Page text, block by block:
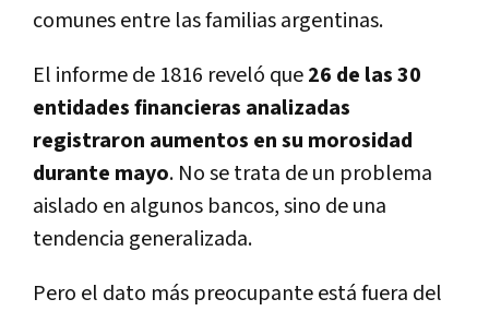
comunes entre las familias argentinas.
El informe de 1816 reveló que26 de las 30
entidades financieras analizadas
registraron aumentos en su morosidad
durante mayo. No se trata de un problema
aislado en algunos bancos, sino de una
tendencia generalizada.
Pero el dato más preocupante está fuera del